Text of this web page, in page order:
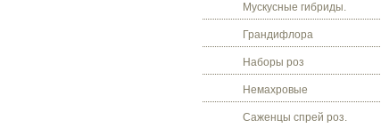
Мускусные гибриды.
Грандифлора
Наборы роз
Немахровые
Саженцы спрей роз.